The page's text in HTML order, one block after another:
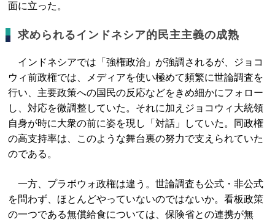
面に立った。
求められるインドネシア的民主主義の成熟
インドネシアでは「強権政治」が強調されるが、ジョコ
ウィ前政権では、メディアを使い極めて頻繁に世論調査を
行い、主要政策への国民の反応などをきめ細かにフォロー
し、対応を微調整していた。それに加えジョコウィ大統領
自身が時に大衆の前に姿を現し「対話」していた。同政権
の高支持率は、このような舞台裏の努力で支えられていた
のである。
一方、プラボウォ政権は違う。世論調査も公式・非公式
を問わず、ほとんどやっていないのではないか。看板政策
の一つである無償給食については、保険省との連携が無